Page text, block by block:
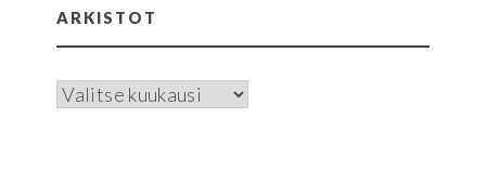
ARKISTOT
Arkistot